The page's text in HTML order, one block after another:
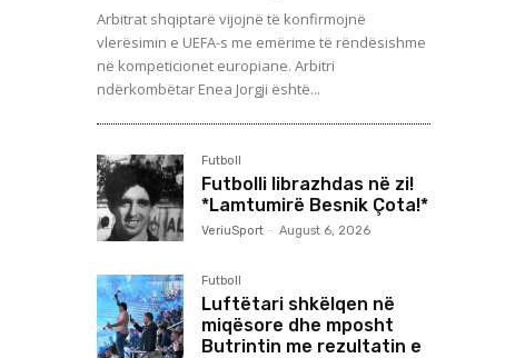
Arbitrat shqiptarë vijojnë të konfirmojnë
vlerësimin e UEFA-s me emërime të rëndësishme
në kompeticionet europiane. Arbitri
ndërkombëtar Enea Jorgji është...
Futboll
Futbolli librazhdas në zi!
*Lamtumirë Besnik Çota!*
VeriuSport - August 6, 2026
Futboll
Luftëtari shkëlqen në
miqësore dhe mposht
Butrintin me rezultatin e